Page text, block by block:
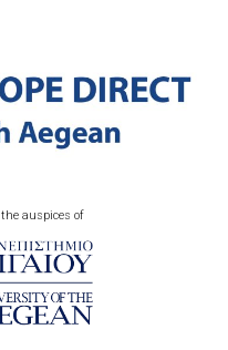
the auspices of